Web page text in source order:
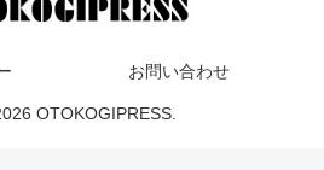
お問い合わせ
OTOKOGIPRESS.